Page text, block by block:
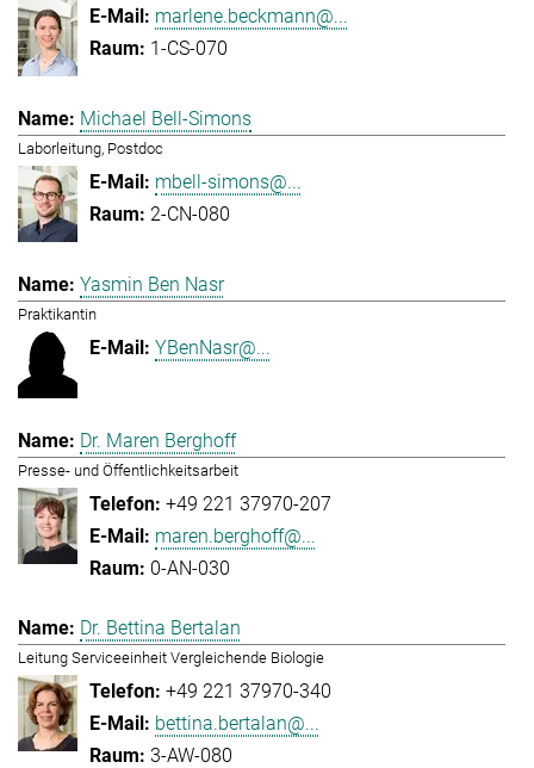
marlene.beckmann@...
1-CS-070
Michael Bell-Simons
Laborleitung, Postdoc
mbell-simons@...
2-CN-080
Yasmin Ben Nasr
Praktikantin
YBenNasr@...
Dr. Maren Berghoff
Presse- und Öffentlichkeitsarbeit
+49 221 37970-207
maren.berghoff@...
0-AN-030
Dr. Bettina Bertalan
Leitung Serviceeinheit Vergleichende Biologie
+49 221 37970-340
bettina.bertalan@...
3-AW-080